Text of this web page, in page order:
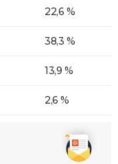
22,6 %
38,3 %
13,9 %
2,6 %